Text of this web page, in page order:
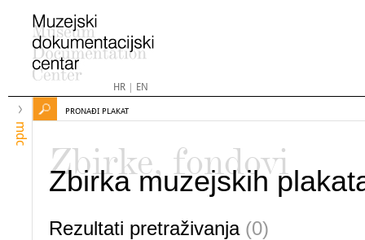
HR| EN
mdc
PRONAĐI PLAKAT
Zbirke, fondovi
Zbirka muzejskih
Rezultati pretraživanja (0)